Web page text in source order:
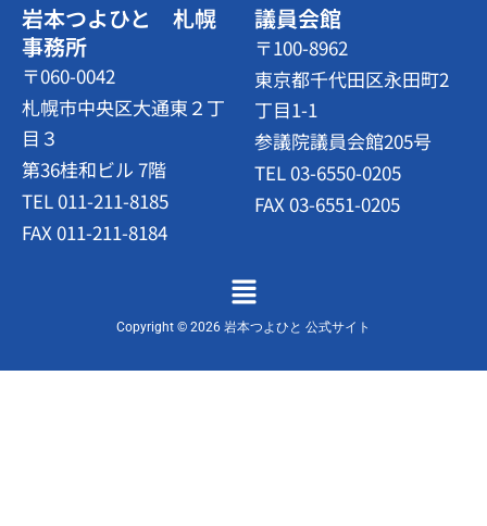
岩本つよひと 札幌
事務所
〒060-0042
札幌市中央区大通東２丁
目３
第36桂和ビル 7階
TEL 011-211-8185
FAX 011-211-8184
議員会館
〒100-8962
東京都千代田区永田町2
丁目1-1
参議院議員会館205号
TEL 03-6550-0205
FAX 03-6551-0205
メ
ニ
ュ
Copyright © 2026 岩本つよひと 公式サイト